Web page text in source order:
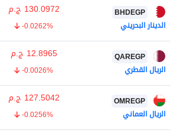
BHDEGP
الدينار البحريني
130.0972 ج.م
-0.0262%
QAREGP
الريال القطري
12.8965 ج.م
-0.0026%
OMREGP
الريال العماني
127.5042 ج.م
-0.0256%